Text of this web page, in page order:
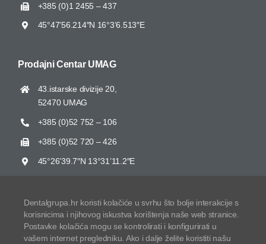
+385 (0)1 2455 – 437
45°47’56.214″N 16°3’6.513″E
Prodajni Centar UMAG
43.istarske divizije 20,
52470 UMAG
+385 (0)52 752 – 106
+385 (0)52 720 – 426
45°26’39.7″N 13°31’11.2″E
Zaštita osobnih podataka
Dentalgrupa.hr koristi kolačiće u svrhu što bolje interakcije s
korisnicima i njihovog iskustva korištenja naše web stranice.
Postavke kolačića mogu se kontrolirati i konfigurirati u
vašem internet pregledniku. Ako i dalje želite koristiti našu